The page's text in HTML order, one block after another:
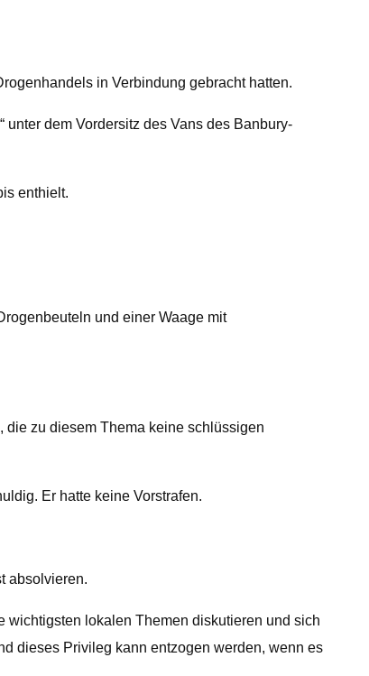
in Verbindung gebracht hatten.
dem Vordersitz des Vans des Banbury-
enthielt.
und einer Waage mit
die zu diesem Thema keine schlüssigen
Er hatte keine Vorstrafen.
absolvieren.
wichtigsten lokalen Themen diskutieren und sich
dieses Privileg kann entzogen werden, wenn es